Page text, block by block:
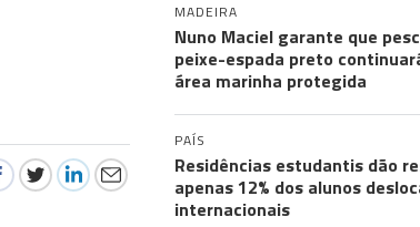
MADEIRA
Nuno Maciel garante que
peixe-espada preto
área marinha protegida
PAÍS
Residências estudantis dão
apenas 12% dos alunos
internacionais